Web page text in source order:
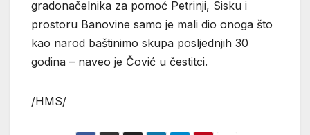
gradonačelnika za pomoć Petrinji, Sisku i
prostoru Banovine samo je mali dio onoga što
kao narod baštinimo skupa posljednjih 30
godina – naveo je Čović u čestitci.
/HMS/